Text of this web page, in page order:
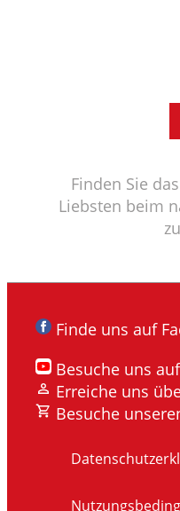
Finden Sie
Liebsten beim
Finde uns auf
Besuche uns
Erreiche uns
Besuche